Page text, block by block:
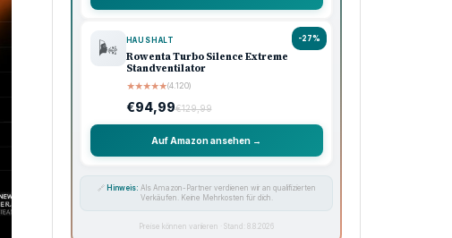
-27%
🌬️ HAUSHALT
Rowenta Turbo Silence Extreme
Standventilator
★★★★★(4.120)
€94,99€129,99
Auf Amazon ansehen →
🔗 Hinweis: Als Amazon-Partner verdienen wir an qualifizierten
Verkäufen. Keine Mehrkosten für dich.
Preise können variieren · Stand: 8.8.2026